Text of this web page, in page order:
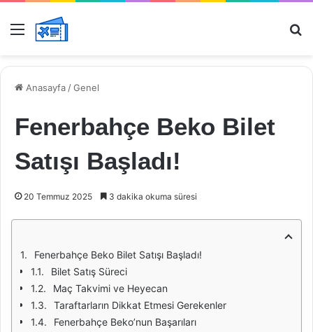
Menü
Anasayfa /Genel
Fenerbahçe Beko Bilet
Satışı Başladı!
20 Temmuz 2025 3 dakika okuma süresi
Fenerbahçe Beko Bilet Satışı Başladı!
Bilet Satış Süreci
Maç Takvimi ve Heyecan
Taraftarların Dikkat Etmesi Gerekenler
Fenerbahçe Beko’nun Başarıları